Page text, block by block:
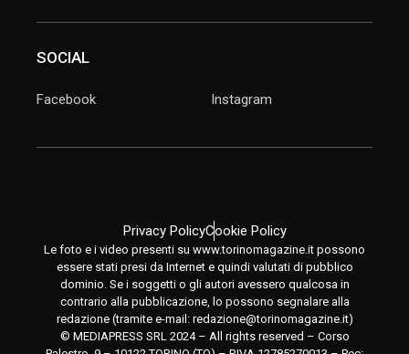
SOCIAL
Facebook Instagram
Privacy PolicyCookie Policy
Le foto e i video presenti su www.torinomagazine.it possono
essere stati presi da Internet e quindi valutati di pubblico
dominio. Se i soggetti o gli autori avessero qualcosa in
contrario alla pubblicazione, lo possono segnalare alla
redazione (tramite e-mail: redazione@torinomagazine.it)
© MEDIAPRESS SRL 2024 – All rights reserved – Corso